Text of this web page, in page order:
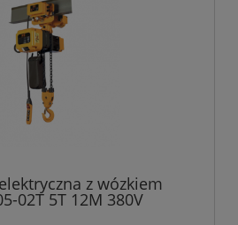
z wózkiem
02T 5T 12M 380V